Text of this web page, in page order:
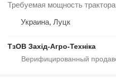
Требуемая мощность трактора
Украина, Луцк
ТзОВ Захід-Агро-Техніка